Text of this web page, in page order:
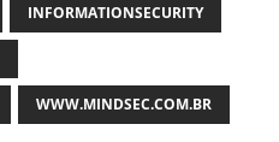
INFORMATIONSECURITY
WWW.MINDSEC.COM.BR